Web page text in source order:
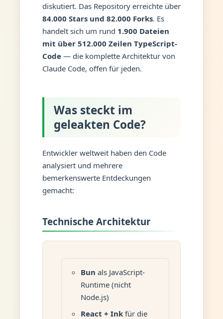
diskutiert. Das Repository erreichte über
84.000 Stars und 82.000 Forks. Es
handelt sich um rund 1.900 Dateien
mit über 512.000 Zeilen TypeScript-
Code— die komplette Architektur von
Claude Code, offen für jeden.
Was steckt im
geleakten Code?
Entwickler weltweit haben den Code
analysiert und mehrere
bemerkenswerte Entdeckungen
gemacht:
Technische Architektur
Bun als JavaScript-
Runtime (nicht
Node.js)
React + Inkfür die